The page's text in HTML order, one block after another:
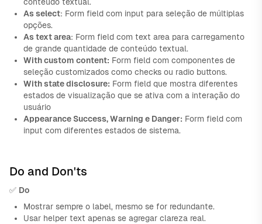
As select: Form field com input para seleção de múltiplas
opções.
As text area: Form field com text area para carregamento
de grande quantidade de conteúdo textual.
With custom content: Form field com componentes de
seleção customizados como checks ou radio buttons.
With state disclosure: Form field que mostra diferentes
estados de visualização que se ativa com a interação do
usuário
Appearance Success, Warning e Danger: Form field com
input com diferentes estados de sistema.
Do and Don'ts
✅ Do
Mostrar sempre o label, mesmo se for redundante.
Usar helper text apenas se agregar clareza real.